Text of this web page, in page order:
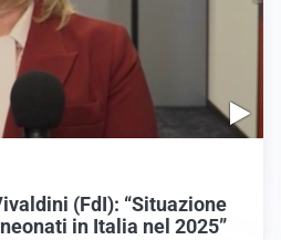
(FdI): “Situazione
in Italia nel 2025”